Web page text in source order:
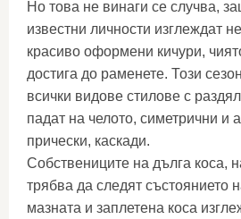
Но това не винаги се случва,
известни личности изглеждат
красиво оформени кичури,
достига до раменете. Този
всички видове стилове с
падат на челото, симетрични и
прически, каскади.
Собствениците на дълга коса,
трябва да следят състоянието
мазната и заплетена коса